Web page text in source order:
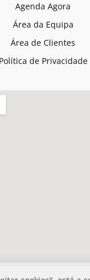
Agenda Agora
Área da Equipa
Área de Clientes
Política de Privacidade
no site, analisar a